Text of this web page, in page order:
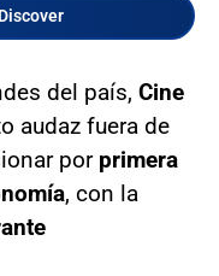
del país, Cine
audaz fuera de
por primera
, con la